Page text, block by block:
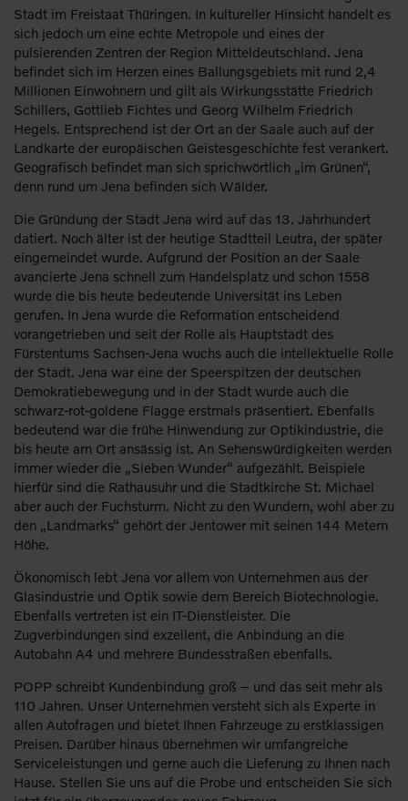
Stadt im Freistaat Thüringen. In kultureller Hinsicht handelt es
sich jedoch um eine echte Metropole und eines der
pulsierenden Zentren der Region Mitteldeutschland. Jena
befindet sich im Herzen eines Ballungsgebiets mit rund 2,4
Millionen Einwohnern und gilt als Wirkungsstätte Friedrich
Schillers, Gottlieb Fichtes und Georg Wilhelm Friedrich
Hegels. Entsprechend ist der Ort an der Saale auch auf der
Landkarte der europäischen Geistesgeschichte fest verankert.
Geografisch befindet man sich sprichwörtlich „im Grünen“,
denn rund um Jena befinden sich Wälder.
Die Gründung der Stadt Jena wird auf das 13. Jahrhundert
datiert. Noch älter ist der heutige Stadtteil Leutra, der später
eingemeindet wurde. Aufgrund der Position an der Saale
avancierte Jena schnell zum Handelsplatz und schon 1558
wurde die bis heute bedeutende Universität ins Leben
gerufen. In Jena wurde die Reformation entscheidend
vorangetrieben und seit der Rolle als Hauptstadt des
Fürstentums Sachsen-Jena wuchs auch die intellektuelle Rolle
der Stadt. Jena war eine der Speerspitzen der deutschen
Demokratiebewegung und in der Stadt wurde auch die
schwarz-rot-goldene Flagge erstmals präsentiert. Ebenfalls
bedeutend war die frühe Hinwendung zur Optikindustrie, die
bis heute am Ort ansässig ist. An Sehenswürdigkeiten werden
immer wieder die „Sieben Wunder“ aufgezählt. Beispiele
hierfür sind die Rathausuhr und die Stadtkirche St. Michael
aber auch der Fuchsturm. Nicht zu den Wundern, wohl aber zu
den „Landmarks“ gehört der Jentower mit seinen 144 Metern
Höhe.
Ökonomisch lebt Jena vor allem von Unternehmen aus der
Glasindustrie und Optik sowie dem Bereich Biotechnologie.
Ebenfalls vertreten ist ein IT-Dienstleister. Die
Zugverbindungen sind exzellent, die Anbindung an die
Autobahn A4 und mehrere Bundesstraßen ebenfalls.
POPP schreibt Kundenbindung groß – und das seit mehr als
110 Jahren. Unser Unternehmen versteht sich als Experte in
allen Autofragen und bietet Ihnen Fahrzeuge zu erstklassigen
Preisen. Darüber hinaus übernehmen wir umfangreiche
Serviceleistungen und gerne auch die Lieferung zu Ihnen nach
Hause. Stellen Sie uns auf die Probe und entscheiden Sie sich